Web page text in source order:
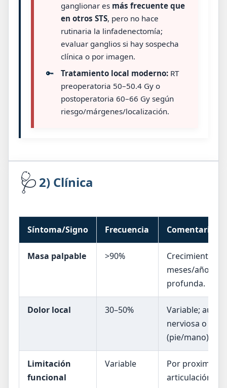
ganglionar es más frecuente que
en otros STS, pero no hace
rutinaria la linfadenectomía;
evaluar ganglios si hay sospecha
clínica o por imagen.
🔑
Tratamiento local moderno:RT
preoperatoria 50–50.4 Gy o
postoperatoria 60–66 Gy según
riesgo/márgenes/localización.
🩺 2) Clínica
Síntoma/Signo Frecuencia Comentario
Masa palpable >90%
Crecimiento
meses/años.
profunda.
Dolor local 30–50%
Variable;
nerviosa o
(pie/mano).
Limitación
funcional
Variable
Por
articulación o